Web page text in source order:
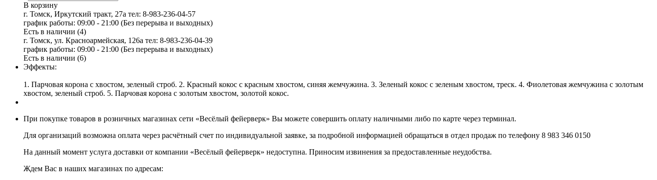
В корзину
г. Томск, Иркутский тракт, 27а тел: 8-983-236-04-57
график работы: 09:00 - 21:00 (Без перерыва и выходных)
Есть в наличии (4)
г. Томск, ул. Красноармейская, 126а тел: 8-983-236-04-39
график работы: 09:00 - 21:00 (Без перерыва и выходных)
Есть в наличии (6)
Эффекты:
1. Парчовая корона с хвостом, зеленый строб. 2. Красный кокос с красным хвостом, синяя жемчужина. 3. Зеленый кокос с зеленым хвостом, треск. 4. Фиолетовая жемчужина с золотым
хвостом, зеленый строб. 5. Парчовая корона с золотым хвостом, золотой кокос.
При покупке товаров в розничных магазинах сети «Весёлый фейерверк» Вы можете совершить оплату наличными либо по карте через терминал.
Для организаций возможна оплата через расчётный счет по индивидуальной заявке, за подробной информацией обращаться в отдел продаж по телефону 8 983 346 0150
На данный момент услуга доставки от компании «Весёлый фейерверк» недоступна. Приносим извинения за предоставленные неудобства.
Ждем Вас в наших магазинах по адресам: